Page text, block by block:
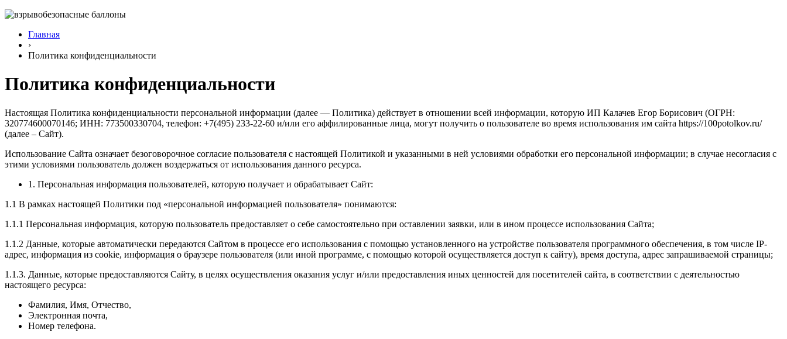
Главная
›
Политика конфиденциальности
Политика конфиденциальности
Настоящая Политика конфиденциальности персональной информации (далее — Политика) действует в отношении всей информации, которую ИП Калачев Егор Борисович (ОГРН:
320774600070146; ИНН: 773500330704, телефон: +7(495) 233-22-60 и/или его аффилированные лица, могут получить о пользователе во время использования им сайта https://100potolkov.ru/
(далее – Сайт).
Использование Сайта означает безоговорочное согласие пользователя с настоящей Политикой и указанными в ней условиями обработки его персональной информации; в случае несогласия с
этими условиями пользователь должен воздержаться от использования данного ресурса.
1. Персональная информация пользователей, которую получает и обрабатывает Сайт:
1.1 В рамках настоящей Политики под «персональной информацией пользователя» понимаются:
1.1.1 Персональная информация, которую пользователь предоставляет о себе самостоятельно при оставлении заявки, или в ином процессе использования Сайта;
1.1.2 Данные, которые автоматически передаются Сайтом в процессе его использования с помощью установленного на устройстве пользователя программного обеспечения, в том числе IP-
адрес, информация из cookie, информация о браузере пользователя (или иной программе, с помощью которой осуществляется доступ к сайту), время доступа, адрес запрашиваемой страницы;
1.1.3. Данные, которые предоставляются Сайту, в целях осуществления оказания услуг и/или предоставления иных ценностей для посетителей сайта, в соответствии с деятельностью
настоящего ресурса:
Фамилия, Имя, Отчество,
Электронная почта,
Номер телефона.